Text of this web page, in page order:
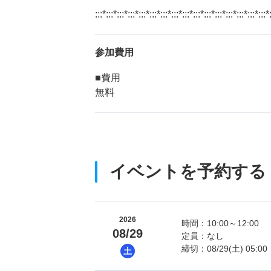
参加費用
■費用
無料
イベントを予約する
2026
08/29
土
時間：10:00～12:00
定員：なし
締切：08/29(土) 05:00